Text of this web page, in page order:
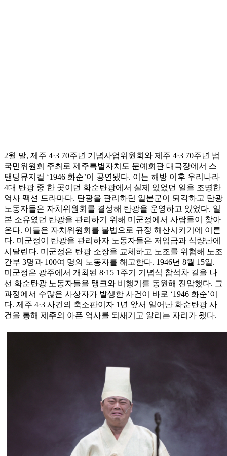
2월 말, 제주 4·3 70주년 기념사업위원회와 제주 4·3 70주년 범
국민위원회 주최로 제주특별자치도 문예회관 대극장에서 스
탠딩뮤지컬 ‘1946 화순’이 공연됐다. 이는 해방 이후 우리나라
4대 탄광 중 한 곳이던 화순탄광에서 실제 있었던 일을 조명한
역사 팩션 드라마다. 탄광을 관리하던 일본군이 퇴각하고 탄광
노동자들은 자치위원회를 결성해 탄광을 운영하고 있었다. 일
본 소유였던 탄광을 관리하기 위해 미군정에서 사람들이 찾아
온다. 이들은 자치위원회를 불법으로 규정 해산시키기에 이른
다. 미군정이 탄광을 관리하자 노동자들은 저임금과 식량난에
시달린다. 미군정은 탄광 소장을 교체하고 노조를 위협해 노조
간부 3명과 100여 명의 노동자를 해고한다. 1946년 8월 15일.
미군정은 광주에서 개최된 8·15 1주기 기념식 참석차 길을 나
선 화순탄광 노동자들을 탱크와 비행기를 동원해 진압했다. 그
과정에서 수많은 사상자가 발생한 사건이 바로 ‘1946 화순’이
다. 제주 4·3 사건의 축소판이자 1년 앞서 일어난 화순탄광 사
건을 통해 제주의 아픈 역사를 되새기고 알리는 자리가 됐다.